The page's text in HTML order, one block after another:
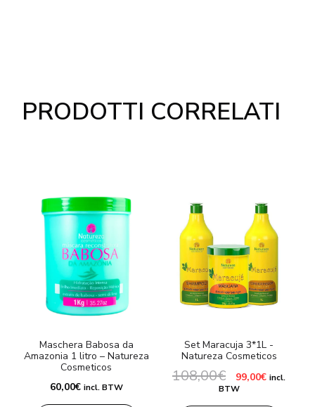
PRODOTTI CORRELATI
Maschera Babosa da
Amazonia 1 litro – Natureza
Cosmeticos
60,00€ incl. BTW
Set Maracuja 3*1L -
Natureza Cosmeticos
108,00€ Il
prezzo
99,00€Ilincl.
BTW